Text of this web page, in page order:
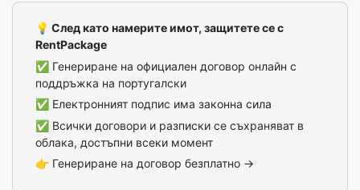
💡 След като намерите имот, защитете се с
RentPackage
✅ Генериране на официален договор онлайн с
поддръжка на португалски
✅ Електронният подпис има законна сила
✅ Всички договори и разписки се съхраняват в
облака, достъпни всеки момент
👉 Генериране на договор безплатно →